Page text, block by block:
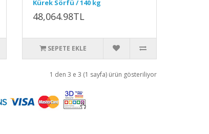
Kürek Sörfü / 140 kg
48,064.98TL
SEPETE EKLE
1 den 3 e 3 (1 sayfa) ürün gösteriliyor